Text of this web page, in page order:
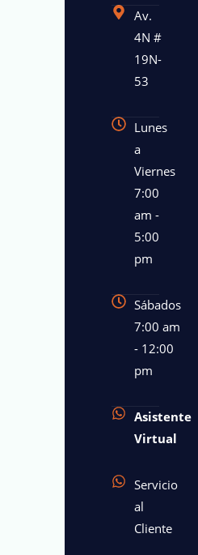
Av.
4N #
19N-
53
Lunes
a
Viernes
7:00
am -
5:00
pm
Sábados
7:00 am
- 12:00
pm
Asistente
Virtual
Servicio
al
Cliente